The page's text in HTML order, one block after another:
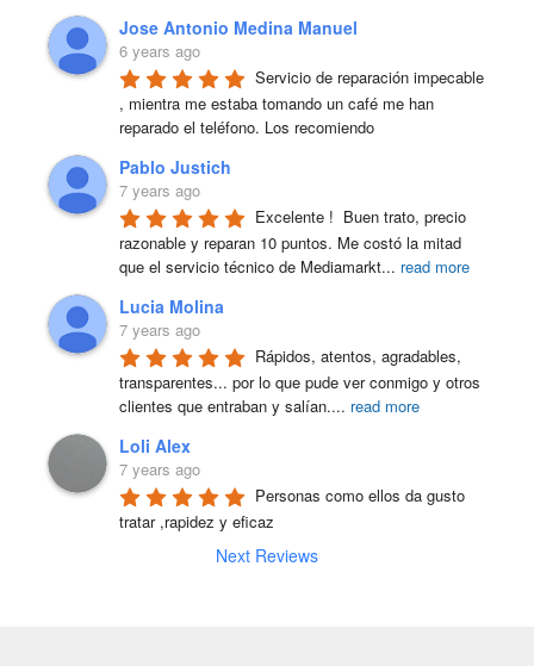
Jose Antonio Medina Manuel
6 years ago
Servicio de reparación impecable
, mientra me estaba tomando un café me han
reparado el teléfono. Los recomiendo
Pablo Justich
7 years ago
Excelente !  Buen trato, precio
razonable y reparan 10 puntos. Me costó la mitad
que el servicio técnico de Mediamarkt... read more
Lucia Molina
7 years ago
Rápidos, atentos, agradables,
transparentes... por lo que pude ver conmigo y otros
clientes que entraban y salían.... read more
Loli Alex
7 years ago
Personas como ellos da gusto
tratar ,rapidez y eficaz
Next Reviews